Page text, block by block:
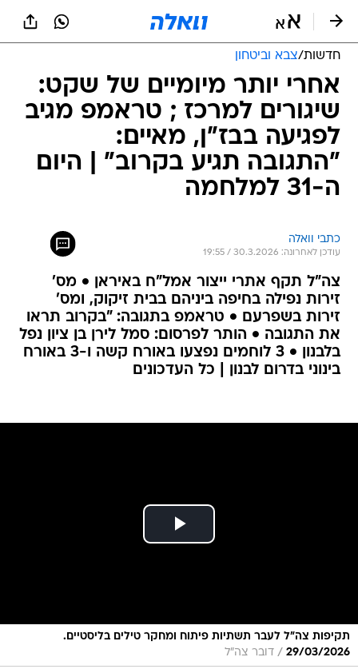
חדשות/צבא וביטחון
אחרי יותר מיומיים של שקט:
שיגורים למרכז ; טראמפ מגיב
לפגיעה בבז"ן, מאיים:
"התגובה תגיע בקרוב" | היום
ה-31 למלחמה
כתבי וואלה
עודכן לאחרונה: 30.3.2026 / 19:55
צה"ל תקף אתרי ייצור אמל"ח באיראן • מס'
זירות נפילה בחיפה ביניהם בבית זיקוק, ומס'
זירות בשפרעם • טראמפ בתגובה: "בקרוב תראו
את התגובה • הותר לפרסום: סמל לירן בן ציון נפל
בלבנון • 3 לוחמים נפצעו באורח קשה ו-3 באורח
בינוני בדרום לבנון | כל העדכונים
תקיפות צה"ל לעבר תשתיות פיתוח ומחקר טילים בליסטיים.
29/03/2026
/ דובר צה"ל